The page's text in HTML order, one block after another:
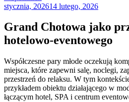
stycznia, 202614 lutego, 2026
Grand Chotowa jako
hotelowo-eventowego
Współczesne pary młode oczekują
miejsca, które zapewni salę, noclegi,
przestrzeń do relaksu. W tym
przykładem obiektu działającego w
łączącym hotel, SPA i centrum